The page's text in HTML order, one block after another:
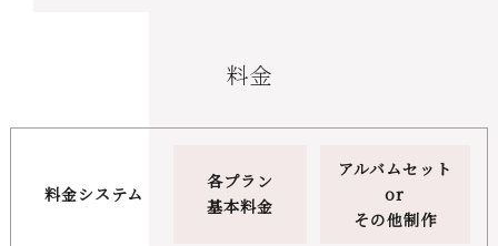
料金
料金システム
各プラン
基本料金
アルバムセット
or
その他制作